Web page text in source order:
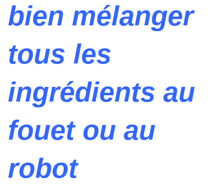
bien mélanger
tous les
ingrédients au
fouet ou au
robot